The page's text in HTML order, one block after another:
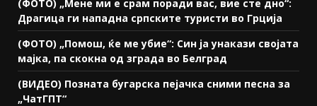
(ФОТО) „Мене ми е срам поради вас, вие сте дно“:
Драгица ги нападна српските туристи во Грција
(ФОТО) „Помош, ќе ме убие“: Син ја унакази својата
мајка, па скокна од зграда во Белград
(ВИДЕО) Позната бугарска пејачка сними песна за
„ЧатГПТ“